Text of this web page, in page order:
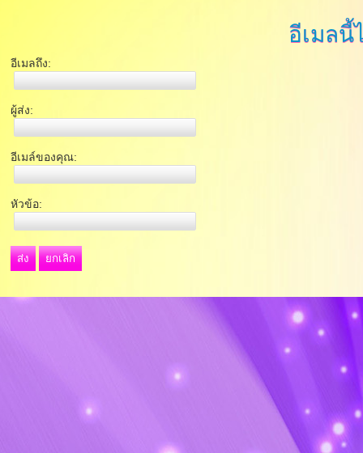
อีเมลนี้
อีเมลถึง:
ผู้ส่ง:
อีเมล์ของคุณ:
หัวข้อ:
ส่ง ยกเลิก